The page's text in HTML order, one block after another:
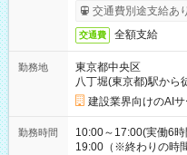
交通費別途支給あり
交通費 全額支給
勤務地
東京都中央区
八丁堀(東京都)駅から
建設業界向けのAI
勤務時間
10:00～17:00(実働6
19:00（※終わりの時